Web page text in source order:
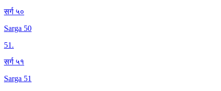
सर्ग ५०
Sarga 50
51.
सर्ग ५१
Sarga 51